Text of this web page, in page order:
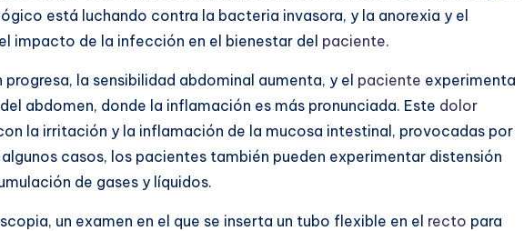
está luchando contra la bacteria invasora, y la anorexia y el
impacto de la infección en el bienestar del paciente.
la sensibilidad abdominal aumenta, y el paciente experimenta
abdomen, donde la inflamación es más pronunciada. Este dolor
la irritación y la inflamación de la mucosa intestinal, provocadas por
casos, los pacientes también pueden experimentar distensión
de gases y líquidos.
un examen en el que se inserta un tubo flexible en el recto para